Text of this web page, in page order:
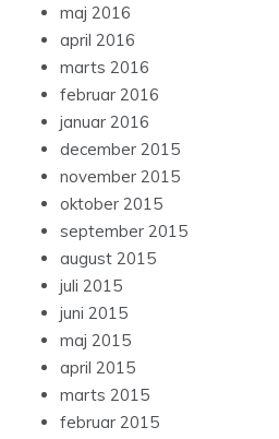
maj 2016
april 2016
marts 2016
februar 2016
januar 2016
december 2015
november 2015
oktober 2015
september 2015
august 2015
juli 2015
juni 2015
maj 2015
april 2015
marts 2015
februar 2015